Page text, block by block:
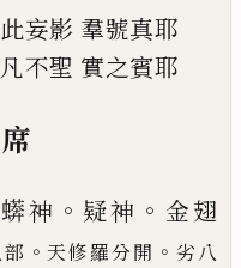
妄影 羣號真耶
不聖 實之賓耶
蠎神 。 疑神 。 金翅
部 。 天修羅分開 。 劣八